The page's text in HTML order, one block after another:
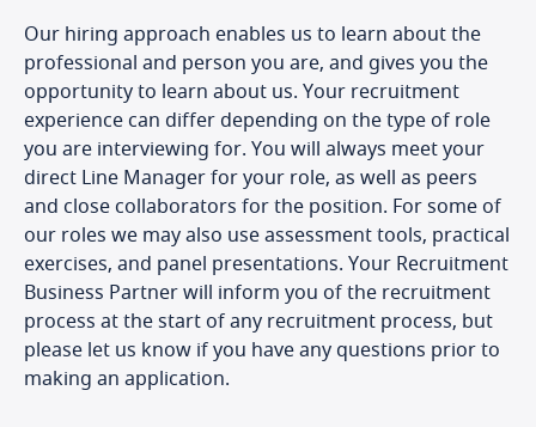
Our hiring approach enables us to learn about the
professional and person you are, and gives you the
opportunity to learn about us. Your recruitment
experience can differ depending on the type of role
you are interviewing for. You will always meet your
direct Line Manager for your role, as well as peers
and close collaborators for the position. For some of
our roles we may also use assessment tools, practical
exercises, and panel presentations. Your Recruitment
Business Partner will inform you of the recruitment
process at the start of any recruitment process, but
please let us know if you have any questions prior to
making an application.